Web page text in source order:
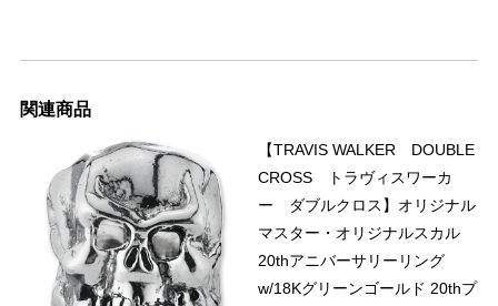
関連商品
【TRAVIS WALKER DOUBLE
CROSS トラヴィスワーカ
ー ダブルクロス】オリジナル
マスター・オリジナルスカル
20thアニバーサリーリング
w/18Kグリーンゴールド 20thプ